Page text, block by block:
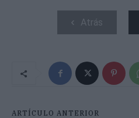
Atrás
ARTÍCULO ANTERIOR